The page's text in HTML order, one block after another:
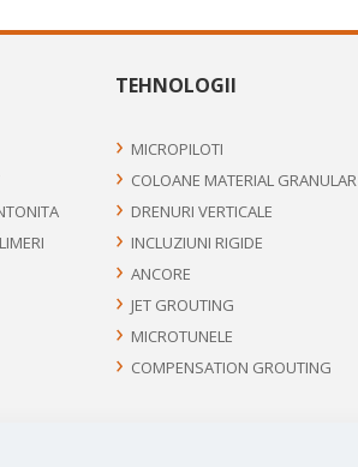
TEHNOLOGII
MICROPILOTI
COLOANE MATERIAL GRANULAR
DRENURI VERTICALE
INCLUZIUNI RIGIDE
ANCORE
JET GROUTING
MICROTUNELE
COMPENSATION GROUTING